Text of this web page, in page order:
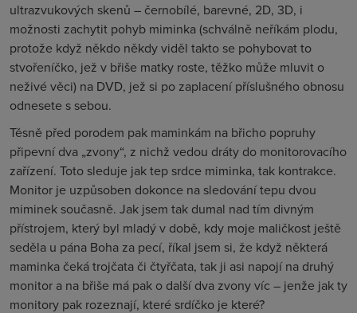
ultrazvukových skenů – černobílé, barevné, 2D, 3D, i
možnosti zachytit pohyb miminka (schválně neříkám plodu,
protože když někdo někdy viděl takto se pohybovat to
stvořeníčko, jež v břiše matky roste, těžko může mluvit o
neživé věci) na DVD, jež si po zaplacení příslušného obnosu
odnesete s sebou.
Těsně před porodem pak maminkám na břicho popruhy
připevní dva „zvony“, z nichž vedou dráty do monitorovacího
zařízení. Toto sleduje jak tep srdce miminka, tak kontrakce.
Monitor je uzpůsoben dokonce na sledování tepu dvou
miminek současně. Jak jsem tak dumal nad tím divným
přístrojem, který byl mladý v době, kdy moje maličkost ještě
seděla u pána Boha za pecí, říkal jsem si, že když některá
maminka čeká trojčata či čtyřčata, tak ji asi napojí na druhý
monitor a na břiše má pak o další dva zvony víc – jenže jak ty
monitory pak rozeznají, které srdíčko je které?